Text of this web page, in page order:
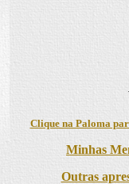
Clique na Paloma
Minhas
Outras